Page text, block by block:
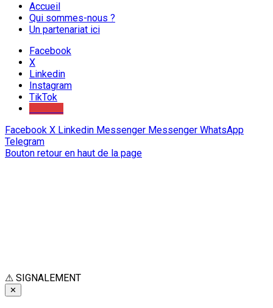
Accueil
Qui sommes-nous ?
Un partenariat ici
Facebook
X
Linkedin
Instagram
TikTok
Facebook X Linkedin Messenger Messenger WhatsApp
Telegram
Bouton retour en haut de la page
⚠ SIGNALEMENT
✕